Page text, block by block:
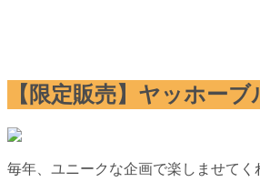
【限定販売】ヤッホー
毎年、ユニークな企画で楽しませてく